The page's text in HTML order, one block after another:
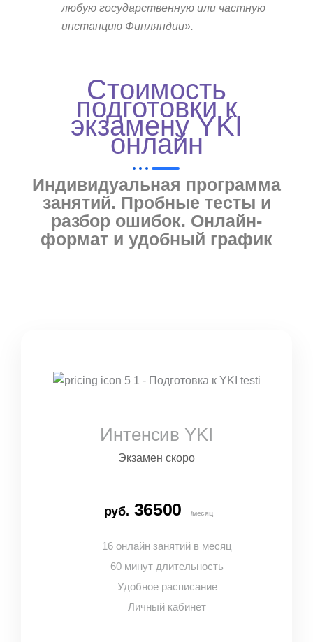
любую государственную или частную
инстанцию Финляндии».
Стоимость
подготовки к
экзамену YKI
онлайн
Индивидуальная программа
занятий. Пробные тесты и
разбор ошибок. Онлайн-
формат и удобный график
Интенсив YKI
Экзамен скоро
руб. 36500 /месяц
16 онлайн занятий в месяц
60 минут длительность
Удобное расписание
Личный кабинет